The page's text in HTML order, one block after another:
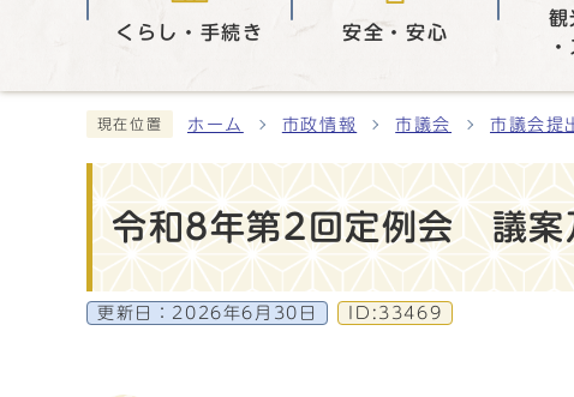
くらし・手続き 安全・安心
観
現在位置 ホーム 市政情報 市議会 市議会提
令和8年第2回定例会 議案
更新日： 2026年6月30日 ID:33469